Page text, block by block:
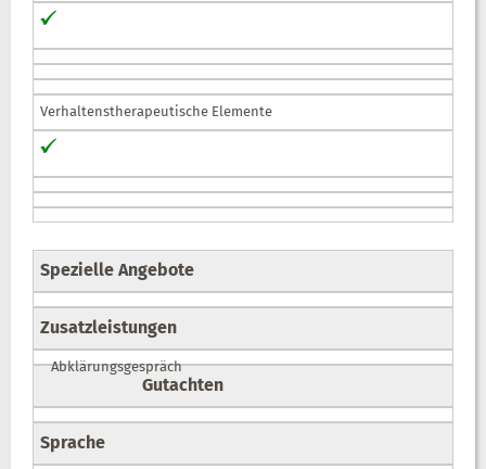
Verhaltenstherapeutische Elemente
Spezielle Angebote
Zusatzleistungen
Abklärungsgespräch
Gutachten
Sprache